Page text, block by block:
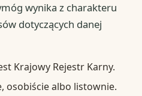
wynika z charakteru
dotyczących danej
Krajowy Rejestr Karny.
osobiście albo listownie.